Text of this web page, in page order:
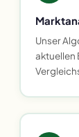
Unser
aktuellen